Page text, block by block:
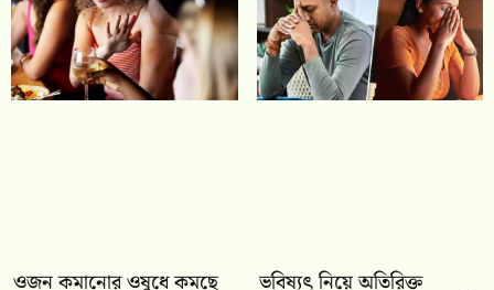
ওজন কমানোর ওষুধে কমছে ভবিষ্যৎ নিয়ে অতিরিক্ত